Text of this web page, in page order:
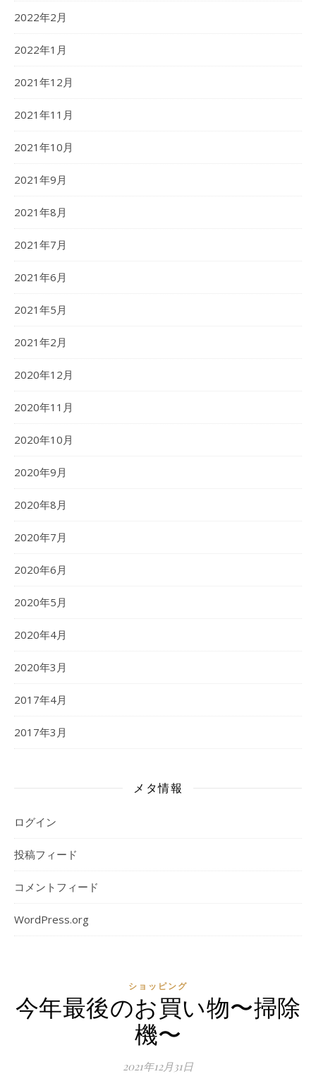
2022年2月
2022年1月
2021年12月
2021年11月
2021年10月
2021年9月
2021年8月
2021年7月
2021年6月
2021年5月
2021年2月
2020年12月
2020年11月
2020年10月
2020年9月
2020年8月
2020年7月
2020年6月
2020年5月
2020年4月
2020年3月
2017年4月
2017年3月
メタ情報
ログイン
投稿フィード
コメントフィード
WordPress.org
ショッピング
今年最後のお買い物〜掃除
機〜
2021年12月31日